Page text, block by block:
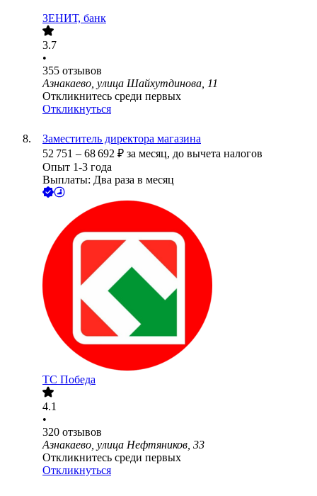
ЗЕНИТ, банк
3.7
•
355 отзывов
Азнакаево, улица Шайхутдинова, 11
Откликнитесь среди первых
Откликнуться
Заместитель директора магазина
52 751 – 68 692 ₽ за месяц, до вычета налогов
Опыт 1-3 года
Выплаты: Два раза в месяц
ТС Победа
4.1
•
320 отзывов
Азнакаево, улица Нефтяников, 33
Откликнитесь среди первых
Откликнуться